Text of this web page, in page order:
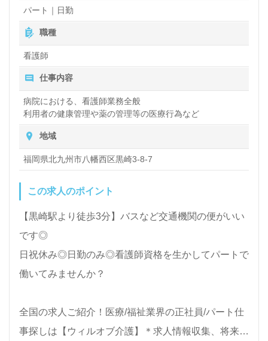
パート｜日勤
職種
看護師
仕事内容
病院における、看護師業務全般
利用者の健康管理や薬の管理等の医療行為など
地域
福岡県北九州市八幡西区黒崎3-8-7
この求人のポイント
【黒崎駅より徒歩3分】バスなど交通機関の便がいい
です◎
日祝休み◎日勤のみ◎看護師資格を生かしてパートで
働いてみませんか？
全国の求人ご紹介！医療/福祉業界の正社員/パート仕
事探しは【ウィルオブ介護】＊求人情報収集、将来的